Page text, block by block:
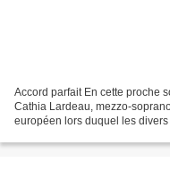
Accord parfait En cette proche
Cathia Lardeau, mezzo-
européen lors duquel les